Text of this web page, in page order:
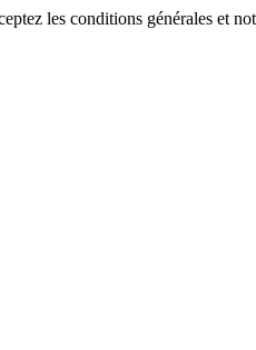
les conditions générales et